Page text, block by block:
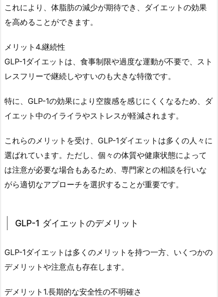
1.
5.
療
ダ
イ
ッ
メ
カ
ル
エ
ト
の
質
これにより、体脂肪の減少が期待でき、ダイエットの効果
を高めることができます。
メリット4.継続性
GLP-1ダイエットは、食事制限や過度な運動が不要で、スト
レスフリーで継続しやすいのも大きな特徴です。
特に、GLP-1の効果により空腹感を感じにくくなるため、ダ
イエット中のイライラやストレスが軽減されます。
これらのメリットを受け、GLP-1ダイエットは多くの人々に
選ばれています。ただし、個々の体質や健康状態によって
は注意が必要な場合もあるため、専門家との相談を行いな
がら適切なアプローチを選択することが重要です。
GLP-1 ダイエットのデメリット
GLP-1ダイエットは多くのメリットを持つ一方、いくつかの
デメリットや注意点も存在します。
デメリット1.長期的な安全性の不明確さ